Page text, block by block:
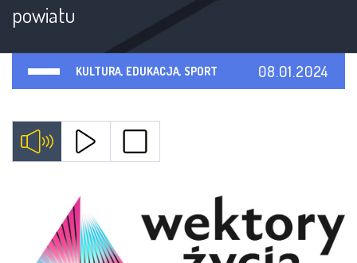
powiatu
KULTURA, EDUKACJA, SPORT 08.01.2024